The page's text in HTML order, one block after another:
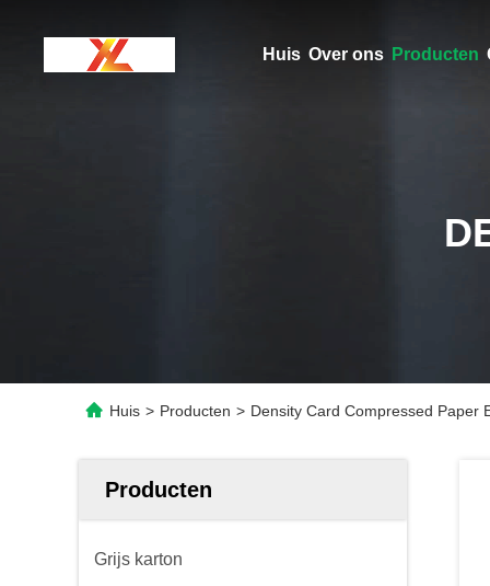
Huis Over ons Producten
Huis > Producten > Density Card Compressed Paper
Producten
Grijs karton